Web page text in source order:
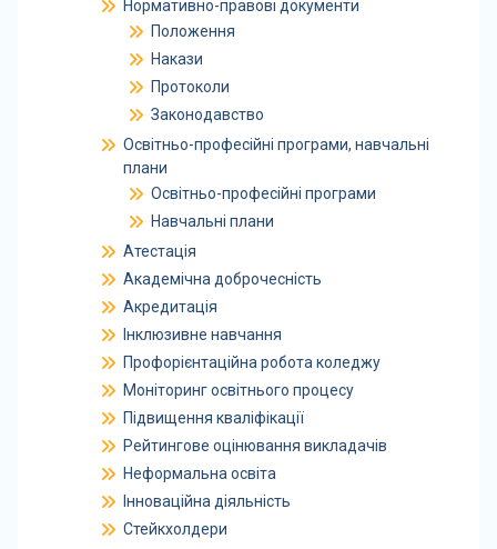
Нормативно-правові документи
Положення
Накази
Протоколи
Законодавство
Освітньо-професійні програми, навчальні
плани
Освітньо-професійні програми
Навчальні плани
Атестація
Академічна доброчесність
Акредитація
Інклюзивне навчання
Профорієнтаційна робота коледжу
Моніторинг освітнього процесу
Підвищення кваліфікації
Рейтингове оцінювання викладачів
Неформальна освіта
Інноваційна діяльність
Стейкхолдери